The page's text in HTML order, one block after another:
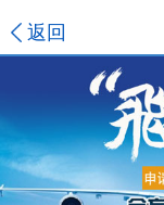
返回